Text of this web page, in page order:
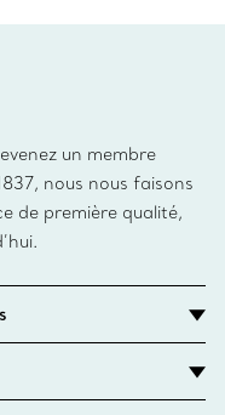
un membre
nous nous faisons
de première qualité,